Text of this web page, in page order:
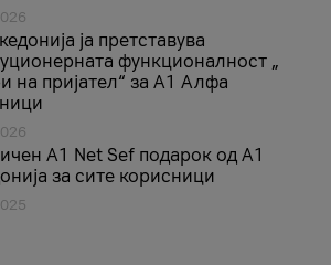
ја претставува
функционалност „
на пријател“ за А1 Алфа
A1 Net Sеf подарок од А1
за сите корисници